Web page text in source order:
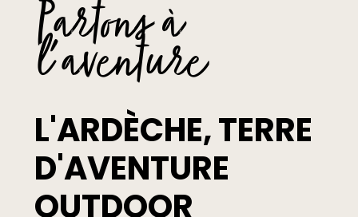
Partons à
l'aventure
L'ARDÈCHE, TERRE
D'AVENTURE
OUTDOOR